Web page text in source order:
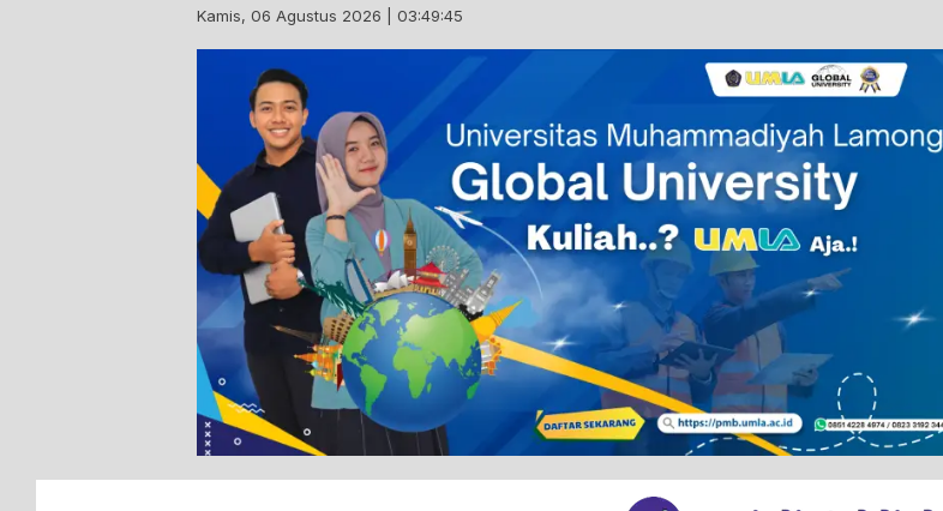
Kamis, 06 Agustus 2026 | 03:49:46